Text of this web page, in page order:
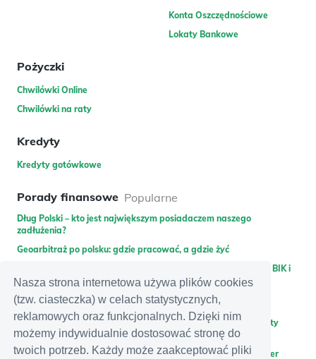
Nasza strona internetowa używa plików cookies
(tzw. ciasteczka) w celach statystycznych,
reklamowych oraz funkcjonalnych. Dzięki nim
możemy indywidualnie dostosować stronę do
twoich potrzeb. Każdy może zaakceptować pliki
Konta Oszczędnościowe
Lokaty Bankowe
Pożyczki
Chwilówki Online
Chwilówki na raty
Kredyty
Kredyty gotówkowe
Porady finansowe Popularne
Dług Polski – kto jest największym posiadaczem naszego
zadłużenia?
Geoarbitraż po polsku: gdzie pracować, a gdzie żyć
Pożyczka dla zadłużonych – gdzie pożyczyć bez weryfikacji w BIK i
KRD lub bez gwaranta?
Promocje bankowe Najnowsze
Zdobądź 400 zł do wykorzystania na Allegro za założenie karty
kredytowej Citibank
Zyskaj 350 zł premii za założenie i polecenie konta w Santander